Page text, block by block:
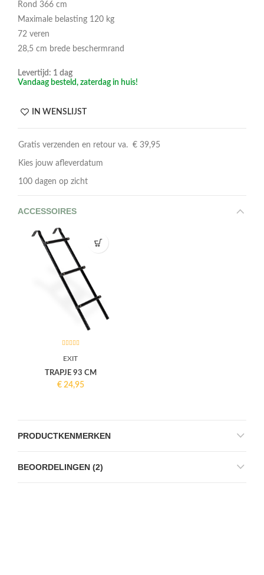
Rond 366 cm
Maximale belasting 120 kg
72 veren
28,5 cm brede beschermrand
Levertijd: 1 dag
Vandaag besteld, zaterdag in huis!
IN WENSLIJST
Gratis verzenden en retour va. € 39,95
Kies jouw afleverdatum
100 dagen op zicht
ACCESSOIRES
EXIT
TRAPJE 93 CM
€ 24,95
PRODUCTKENMERKEN
BEOORDELINGEN (2)